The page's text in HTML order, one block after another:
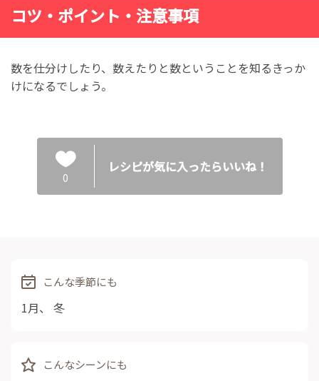
コツ・ポイント・注意事項
数を仕分けしたり、数えたりと数ということを知るきっか
けになるでしょう。
0
レシピが気に入ったらいいね！
こんな季節にも
1月、 冬
こんなシーンにも